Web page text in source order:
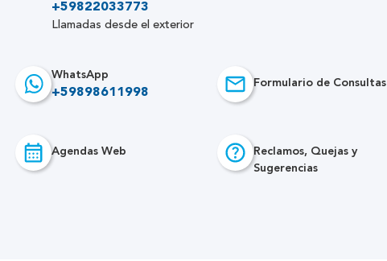
+59822033773
Llamadas desde el exterior
WhatsApp
+59898611998
Formulario de Consultas
Agendas Web
Reclamos, Quejas y
Sugerencias